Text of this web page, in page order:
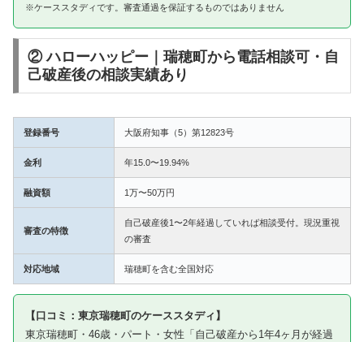
※ケーススタディです。審査通過を保証するものではありません
② ハローハッピー｜瑞穂町から電話相談可・自
己破産後の相談実績あり
登録番号 大阪府知事（5）第12823号
金利 年15.0〜19.94%
融資額 1万〜50万円
審査の特徴
自己破産後1〜2年経過していれば相談受付。現況重視
の審査
対応地域 瑞穂町を含む全国対応
【口コミ：東京瑞穂町のケーススタディ】
東京瑞穂町・46歳・パート・女性「自己破産から1年4ヶ月が経過